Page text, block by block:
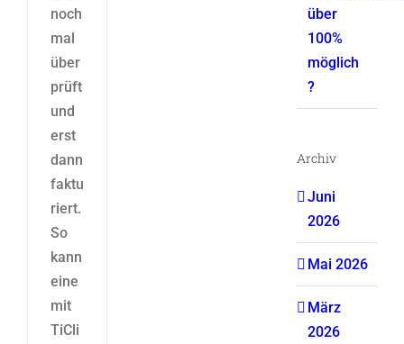
noch
mal
über
prüft
und
erst
dann
faktu
riert.
So
kann
eine
mit
TiCli
über
100%
möglich
?
Archiv
Juni
2026
Mai 2026
März
2026